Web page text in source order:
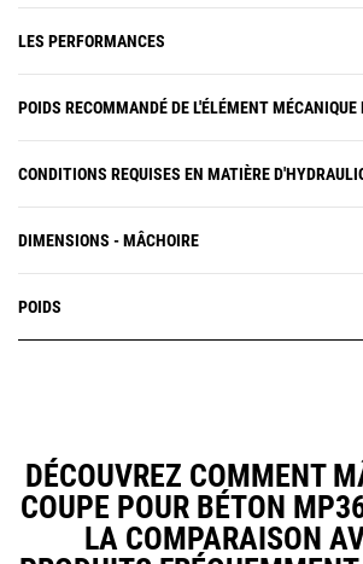
LES PERFORMANCES
POIDS RECOMMANDÉ DE L'ÉLÉMENT MÉCANIQUE
CONDITIONS REQUISES EN MATIÈRE
DIMENSIONS - MÂCHOIRE
POIDS
DÉCOUVREZ COMMENT
COUPE POUR BÉTON
LA COMPARAISON